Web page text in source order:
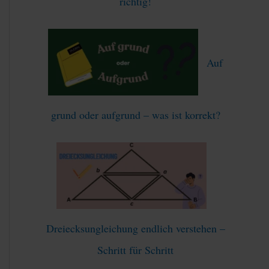
Auf
grund oder aufgrund – was ist korrekt?
Dreiecksungleichung endlich verstehen –
Schritt für Schritt